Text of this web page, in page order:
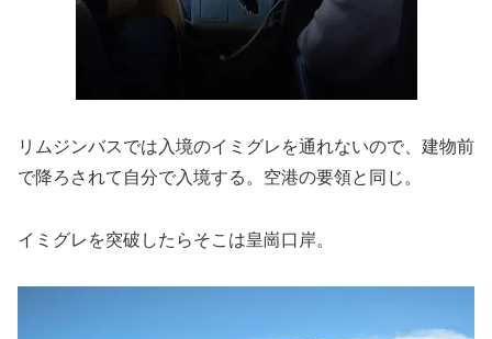
リムジンバスでは入境のイミグレを通れないので、建物前
で降ろされて自分で入境する。空港の要領と同じ。
イミグレを突破したらそこは皇崗口岸。